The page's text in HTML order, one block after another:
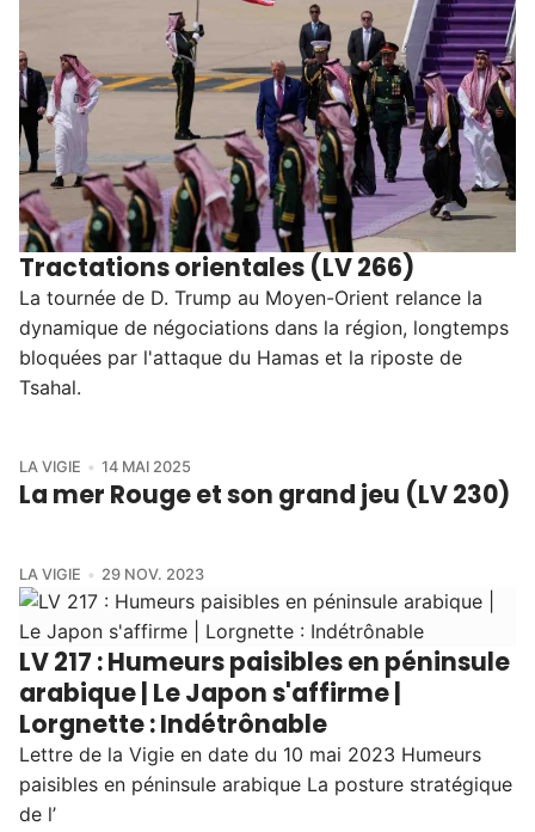
Tractations orientales (LV 266)
La tournée de D. Trump au Moyen-Orient relance la
dynamique de négociations dans la région, longtemps
bloquées par l'attaque du Hamas et la riposte de
Tsahal.
LA VIGIE 14 MAI 2025
La mer Rouge et son grand jeu (LV 230)
LA VIGIE 29 NOV. 2023
LV 217 : Humeurs paisibles en péninsule
arabique | Le Japon s'affirme |
Lorgnette : Indétrônable
Lettre de la Vigie en date du 10 mai 2023 Humeurs
paisibles en péninsule arabique La posture stratégique
de l’